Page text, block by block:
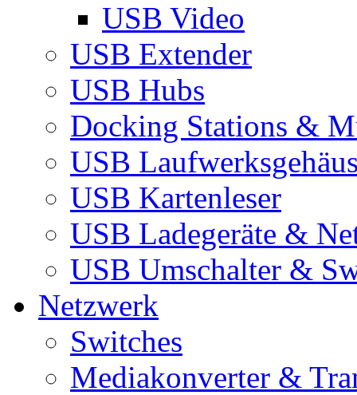
USB Video
USB Extender
USB Hubs
Docking Stations &
USB
USB Kartenleser
USB Ladegeräte &
USB Umschalter &
Netzwerk
Switches
Mediakonverter &